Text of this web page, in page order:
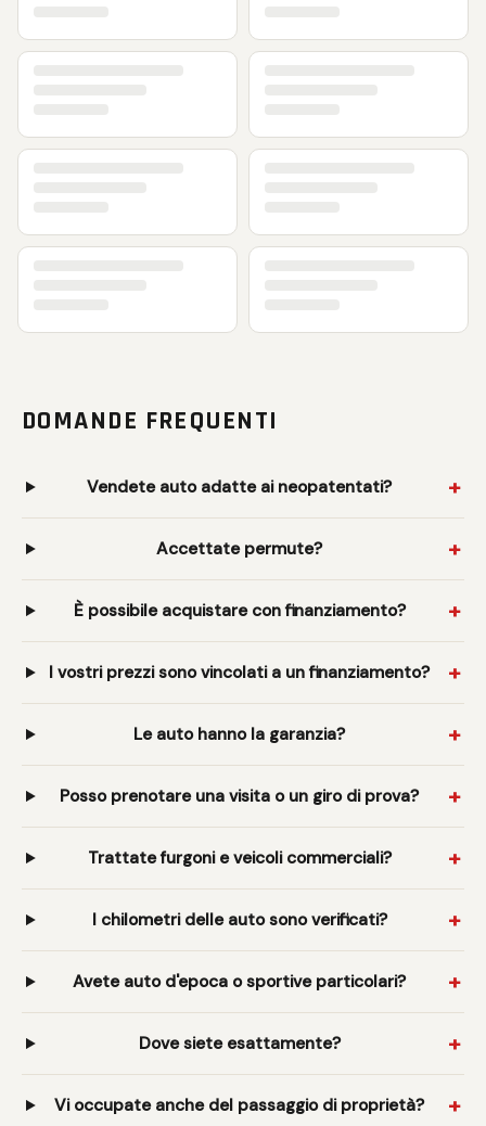
DOMANDE FREQUENTI
Vendete auto adatte ai neopatentati?
Accettate permute?
È possibile acquistare con finanziamento?
I vostri prezzi sono vincolati a un finanziamento?
Le auto hanno la garanzia?
Posso prenotare una visita o un giro di prova?
Trattate furgoni e veicoli commerciali?
I chilometri delle auto sono verificati?
Avete auto d'epoca o sportive particolari?
Dove siete esattamente?
Vi occupate anche del passaggio di proprietà?